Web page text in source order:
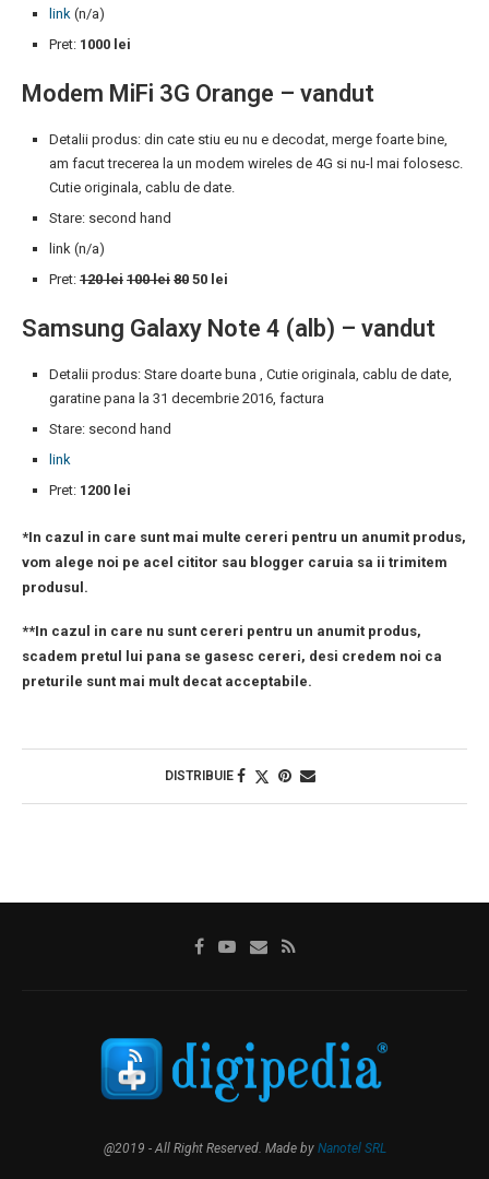
link (n/a)
Pret: 1000 lei
Modem MiFi 3G Orange – vandut
Detalii produs: din cate stiu eu nu e decodat, merge foarte bine,
am facut trecerea la un modem wireles de 4G si nu-l mai folosesc.
Cutie originala, cablu de date.
Stare: second hand
link (n/a)
Pret: 120 lei 100 lei 80 50 lei
Samsung Galaxy Note 4 (alb) – vandut
Detalii produs: Stare doarte buna , Cutie originala, cablu de date,
garatine pana la 31 decembrie 2016, factura
Stare: second hand
link
Pret: 1200 lei
*In cazul in care sunt mai multe cereri pentru un anumit produs,
vom alege noi pe acel cititor sau blogger caruia sa ii trimitem
produsul.
**In cazul in care nu sunt cereri pentru un anumit produs,
scadem pretul lui pana se gasesc cereri, desi credem noi ca
preturile sunt mai mult decat acceptabile.
DISTRIBUIE
@2019 - All Right Reserved. Made by Nanotel SRL